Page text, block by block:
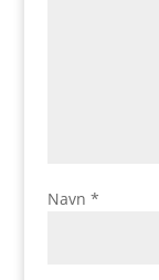
Navn *